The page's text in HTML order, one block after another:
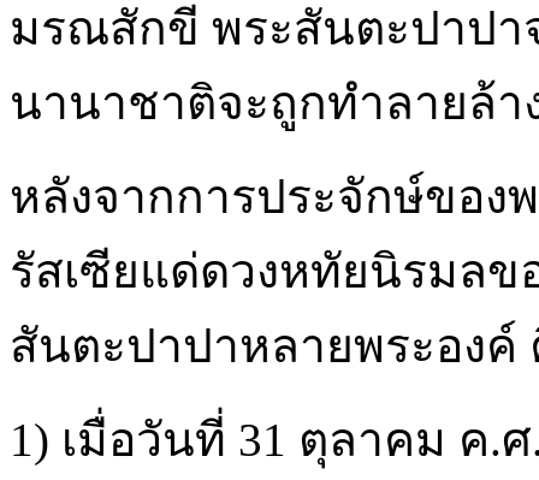
มรณสักขี พระสันตะปาปา
นานาชาติจะถูกทำลายล้า
หลังจากการประจักษ์ของ
รัสเซียแด่ดวงหทัยนิรมลข
สันตะปาปาหลายพระองค์
1) เมื่อวันที่ 31 ตุลาคม ค.